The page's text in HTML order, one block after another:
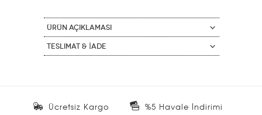
ÜRÜN AÇIKLAMASI
Teslimat & İade
Ücretsiz Kargo
%5 Havale İndirimi